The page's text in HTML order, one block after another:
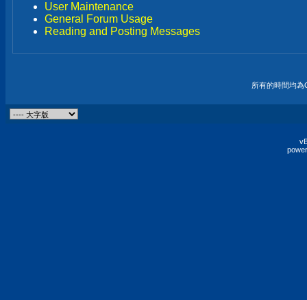
User Maintenance
General Forum Usage
Reading and Posting Messages
所有的時間均為